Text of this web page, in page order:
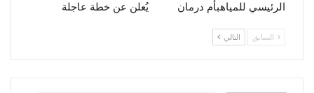
الرئيسي للمياهبأم درمان
يُعلن عن خطة عاجلة
السابق التالي